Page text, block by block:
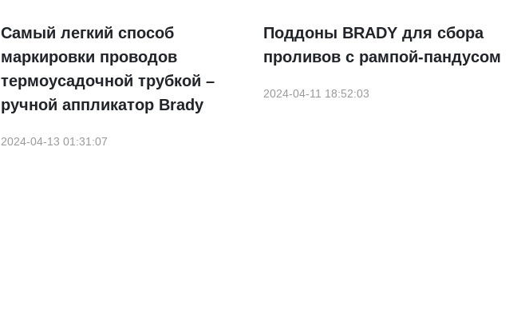
Самый легкий способ
маркировки проводов
термоусадочной трубкой –
ручной аппликатор Brady
2024-04-13 01:31:07
Поддоны BRADY для сбора
проливов с рампой-пандусом
2024-04-11 18:52:03